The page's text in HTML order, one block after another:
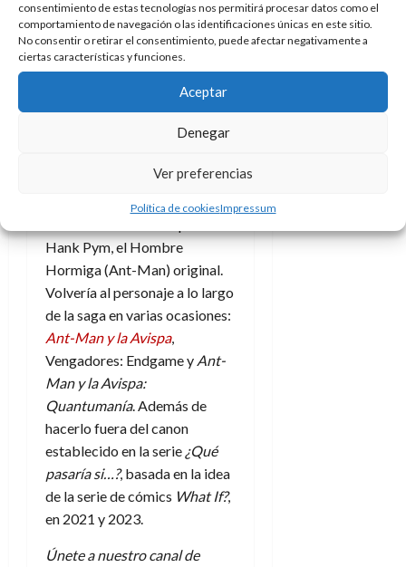
consentimiento de estas tecnologías nos permitirá procesar datos como el
comportamiento de navegación o las identificaciones únicas en este sitio.
No consentir o retirar el consentimiento, puede afectar negativamente a
ciertas características y funciones.
Aceptar
Denegar
Ver preferencias
Política de cookiesImpressum
Paso por
Marvel
En 2015 Michael Douglas se
para alegría de
muchos, me incluyo, para dar
Hank Pym, el Hombre
Hormiga (Ant-Man) original.
Volvería al personaje a lo largo
de la saga en varias ocasiones:
Ant-Man y la Avispa,
Vengadores: Endgame y Ant-
Man y la Avispa:
Quantumanía. Además de
hacerlo fuera del canon
establecido en la serie ¿Qué
pasaría si…?, basada en la idea
de la serie de cómics What If?,
en 2021 y 2023.
Únete a nuestro canal de
t
u
a
9
t
o
r
n
0
e
A
p